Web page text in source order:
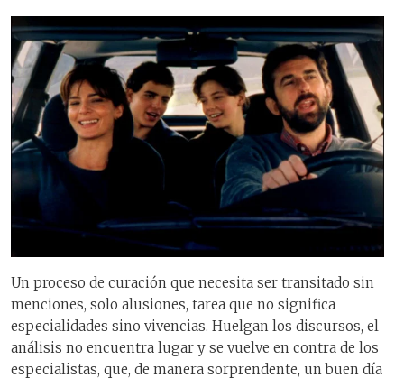
Un proceso de curación que necesita ser transitado sin
menciones, solo alusiones, tarea que no significa
especialidades sino vivencias. Huelgan los discursos, el
análisis no encuentra lugar y se vuelve en contra de los
especialistas, que, de manera sorprendente, un buen día